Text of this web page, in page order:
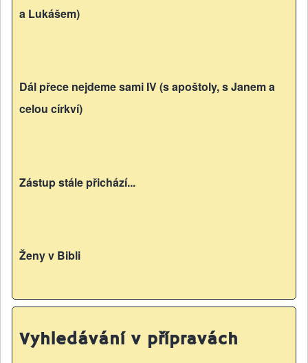
a Lukášem)
Dál přece nejdeme sami IV (s apoštoly, s Janem a
celou církví)
Zástup stále přichází...
Ženy v Bibli
Vyhledávání v přípravách